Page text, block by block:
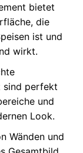
bietet
die
ist und
wirkt.
sind perfekt
und
Look.
Wänden und